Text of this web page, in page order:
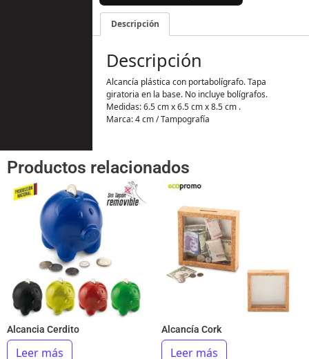
Descripción
Descripción
Alcancía plástica con portabolígrafo. Tapa
giratoria en la base. No incluye bolígrafos.
Medidas: 6.5 cm x 6.5 cm x 8.5 cm .
Marca: 4 cm / Tampografía
Productos relacionados
Alcancia Cerdito
Leer más
Alcancía Cork
Leer más